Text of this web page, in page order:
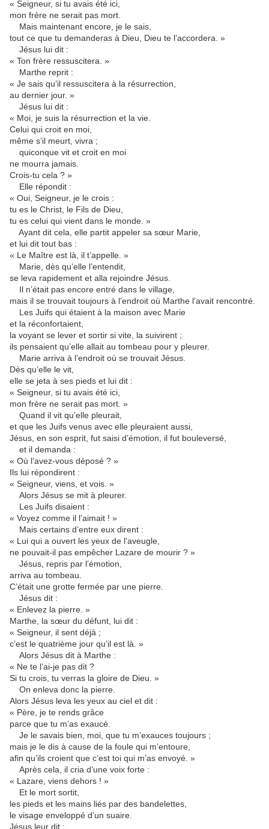
« Seigneur, si tu avais été ici,
mon frère ne serait pas mort.
Mais maintenant encore, je le sais,
tout ce que tu demanderas à Dieu, Dieu te l’accordera. »
Jésus lui dit :
« Ton frère ressuscitera. »
Marthe reprit :
« Je sais qu’il ressuscitera à la résurrection,
au dernier jour. »
Jésus lui dit :
« Moi, je suis la résurrection et la vie.
Celui qui croit en moi,
même s’il meurt, vivra ;
quiconque vit et croit en moi
ne mourra jamais.
Crois-tu cela ? »
Elle répondit :
« Oui, Seigneur, je le crois :
tu es le Christ, le Fils de Dieu,
tu es celui qui vient dans le monde. »
Ayant dit cela, elle partit appeler sa sœur Marie,
et lui dit tout bas :
« Le Maître est là, il t’appelle. »
Marie, dès qu’elle l’entendit,
se leva rapidement et alla rejoindre Jésus.
Il n’était pas encore entré dans le village,
mais il se trouvait toujours à l’endroit où Marthe l’avait rencontré.
Les Juifs qui étaient à la maison avec Marie
et la réconfortaient,
la voyant se lever et sortir si vite, la suivirent ;
ils pensaient qu’elle allait au tombeau pour y pleurer.
Marie arriva à l’endroit où se trouvait Jésus.
Dès qu’elle le vit,
elle se jeta à ses pieds et lui dit :
« Seigneur, si tu avais été ici,
mon frère ne serait pas mort. »
Quand il vit qu’elle pleurait,
et que les Juifs venus avec elle pleuraient aussi,
Jésus, en son esprit, fut saisi d’émotion, il fut bouleversé,
et il demanda :
« Où l’avez-vous déposé ? »
Ils lui répondirent :
« Seigneur, viens, et vois. »
Alors Jésus se mit à pleurer.
Les Juifs disaient :
« Voyez comme il l’aimait ! »
Mais certains d’entre eux dirent :
« Lui qui a ouvert les yeux de l’aveugle,
ne pouvait-il pas empêcher Lazare de mourir ? »
Jésus, repris par l’émotion,
arriva au tombeau.
C’était une grotte fermée par une pierre.
Jésus dit :
« Enlevez la pierre. »
Marthe, la sœur du défunt, lui dit :
« Seigneur, il sent déjà ;
c’est le quatrième jour qu’il est là. »
Alors Jésus dit à Marthe :
« Ne te l’ai-je pas dit ?
Si tu crois, tu verras la gloire de Dieu. »
On enleva donc la pierre.
Alors Jésus leva les yeux au ciel et dit :
« Père, je te rends grâce
parce que tu m’as exaucé.
Je le savais bien, moi, que tu m’exauces toujours ;
mais je le dis à cause de la foule qui m’entoure,
afin qu’ils croient que c’est toi qui m’as envoyé. »
Après cela, il cria d’une voix forte :
« Lazare, viens dehors ! »
Et le mort sortit,
les pieds et les mains liés par des bandelettes,
le visage enveloppé d’un suaire.
Jésus leur dit :